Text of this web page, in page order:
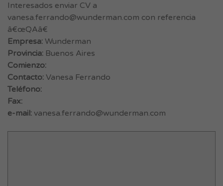
Interesados enviar CV a
vanesa.ferrando@wunderman.com con referencia
â€œQAâ€
Empresa: Wunderman
Provincia: Buenos Aires
Comienzo:
Contacto: Vanesa Ferrando
Teléfono:
Fax:
e-mail: vanesa.ferrando@wunderman.com